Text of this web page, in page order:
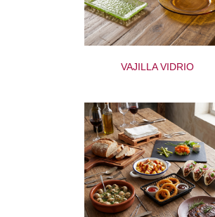
VAJILLA VIDRIO